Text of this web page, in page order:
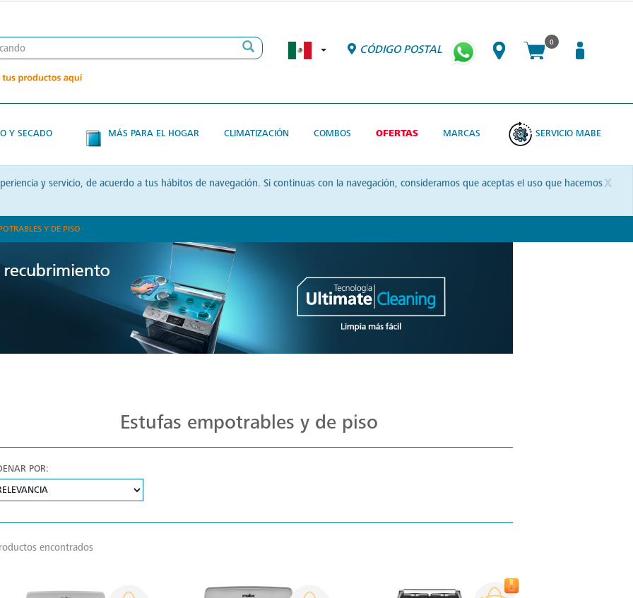
CÓDIGO POSTAL
0
Y SECADO MÁS PARA EL HOGAR CLIMATIZACIÓN COMBOS OFERTAS MARCAS SERVICIO MABE
x
y servicio, de acuerdo a tus hábitos de navegación. Si continuas con la navegación, consideramos que aceptas el uso que hacemos
Y DE PISO
Estufas empotrables y de piso
POR:
encontrados